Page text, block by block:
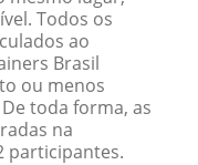
Todos os
ao
Brasil
ou menos
toda forma, as
na
participantes.